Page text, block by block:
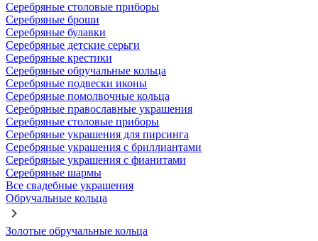
Серебряные столовые приборы
Серебряные броши
Серебряные булавки
Серебряные детские серьги
Серебряные крестики
Серебряные обручальные кольца
Серебряные подвески иконы
Серебряные помолвочные кольца
Серебряные православные украшения
Серебряные столовые приборы
Серебряные украшения для пирсинга
Серебряные украшения с бриллиантами
Серебряные украшения с фианитами
Серебряные шармы
Все свадебные украшения
Обручальные кольца
Золотые обручальные кольца